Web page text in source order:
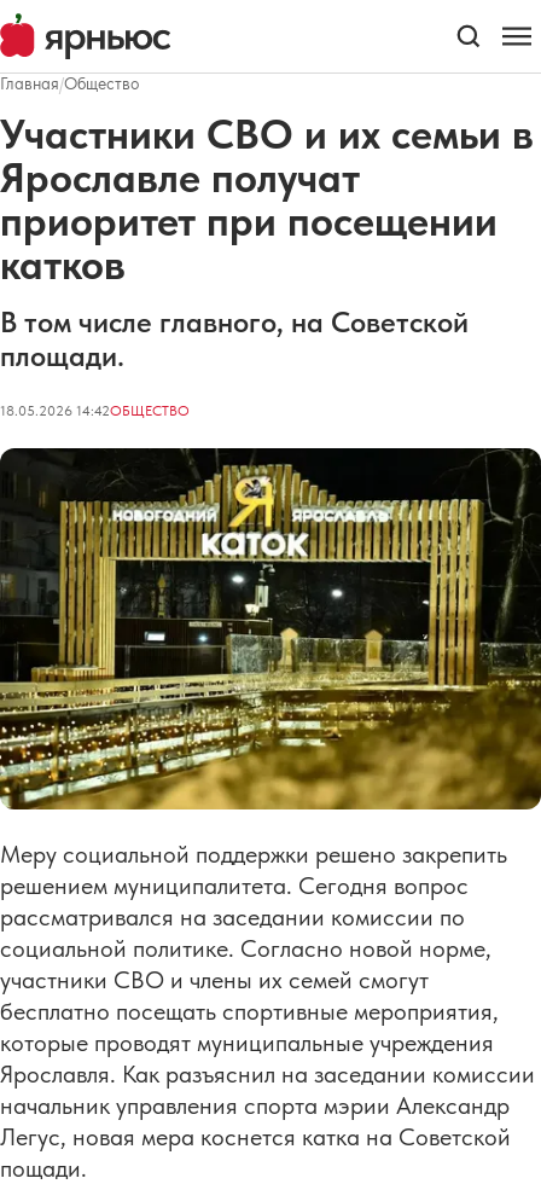
Главная/Общество
Участники СВО и их семьи в
Ярославле получат
приоритет при посещении
катков
В том числе главного, на Советской
площади.
18.05.2026 14:42ОБЩЕСТВО
Меру социальной поддержки решено закрепить
решением муниципалитета. Сегодня вопрос
рассматривался на заседании комиссии по
социальной политике. Согласно новой норме,
участники СВО и члены их семей смогут
бесплатно посещать спортивные мероприятия,
которые проводят муниципальные учреждения
Ярославля. Как разъяснил на заседании комиссии
начальник управления спорта мэрии Александр
Легус, новая мера коснется катка на Советской
пощади.